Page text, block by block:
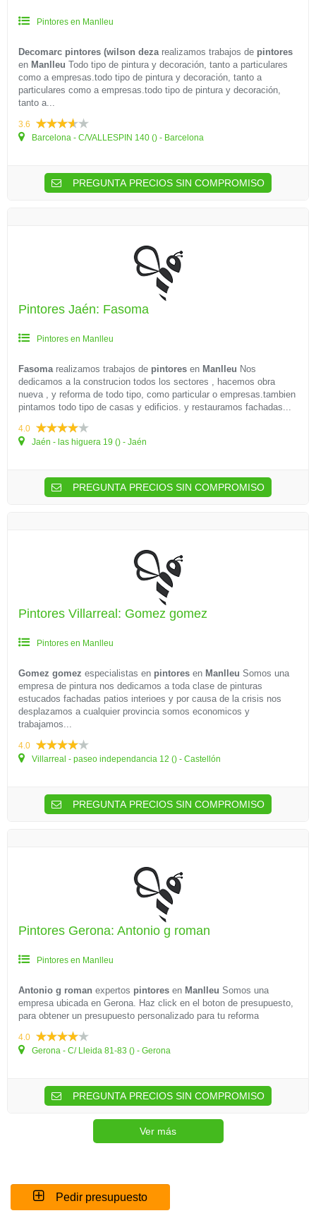
Pintores en Manlleu
Decomarc pintores (wilson dezarealizamos trabajos de pintores
en Manlleu Todo tipo de pintura y decoración, tanto a particulares
como a empresas.todo tipo de pintura y decoración, tanto a
particulares como a empresas.todo tipo de pintura y decoración,
tanto a...
3.6
Barcelona - C/VALLESPIN 140 () - Barcelona
PREGUNTA PRECIOS SIN COMPROMISO
Pintores Jaén: Fasoma
Pintores en Manlleu
Fasomarealizamos trabajos de pintores en Manlleu Nos
dedicamos a la construcion todos los sectores , hacemos obra
nueva , y reforma de todo tipo, como particular o empresas.tambien
pintamos todo tipo de casas y edificios. y restauramos fachadas...
4.0
Jaén - las higuera 19 () - Jaén
PREGUNTA PRECIOS SIN COMPROMISO
Pintores Villarreal: Gomez gomez
Pintores en Manlleu
Gomez gomez especialistas en pintores en Manlleu Somos una
empresa de pintura nos dedicamos a toda clase de pinturas
estucados fachadas patios interioes y por causa de la crisis nos
desplazamos a cualquier provincia somos economicos y
trabajamos...
4.0
Villarreal - paseo independancia 12 () - Castellón
PREGUNTA PRECIOS SIN COMPROMISO
Pintores Gerona: Antonio g roman
Pintores en Manlleu
Antonio g roman expertos pintores en Manlleu Somos una
empresa ubicada en Gerona. Haz click en el boton de presupuesto,
para obtener un presupuesto personalizado para tu reforma
4.0
Gerona - C/ Lleida 81-83 () - Gerona
PREGUNTA PRECIOS SIN COMPROMISO
Ver más
Pedir presupuesto